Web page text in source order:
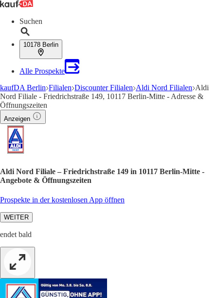
Suchen
10178 Berlin
Alle Prospekte
kaufDA Berlin Filialen Discounter Filialen Aldi Nord Filialen Aldi
Nord Filiale - Friedrichstraße 149, 10117 Berlin-Mitte - Adresse &
Öffnungszeiten
Anzeigen
Aldi Nord Filiale – Friedrichstraße 149 in 10117 Berlin-Mitte -
Angebote & Öffnungszeiten
Prospekte in der kostenlosen App öffnen
WEITER
endet bald